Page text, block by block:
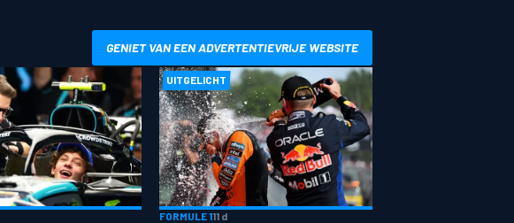
GENIET VAN EEN ADVERTENTIEVRIJE WEBSITE
UITGELICHT
FORMULE 111 d